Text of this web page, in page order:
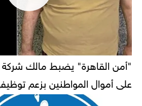
"أمن القاهرة" يضبط مالك
على أموال المواطنين بزعم